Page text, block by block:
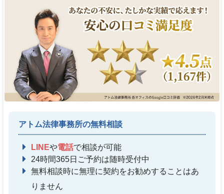
アトム法律事務所の無料相談
LINEや電話で相談が可能
24時間365日ご予約は随時受付中
無料相談時に無理に契約をお勧めすることはあ
りません